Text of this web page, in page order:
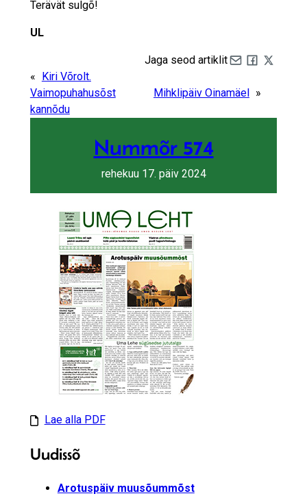
Terävät sulgõ!
UL
Jaga seod artiklit
« Kiri Võrolt.
Vaimopuhahusõst
kannõdu
Mihklipäiv Oinamäel »
Nummõr 574
rehekuu 17. päiv 2024
Lae alla PDF
Uudissõ
Arotuspäiv muusõummõst